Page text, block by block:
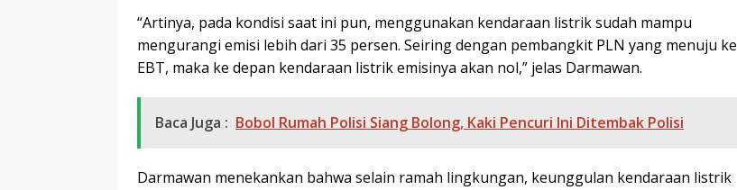
“Artinya, pada kondisi saat ini pun, menggunakan kendaraan listrik sudah mampu
mengurangi emisi lebih dari 35 persen. Seiring dengan pembangkit PLN yang menuju ke
EBT, maka ke depan kendaraan listrik emisinya akan nol,” jelas Darmawan.
Baca Juga : Bobol Rumah Polisi Siang Bolong, Kaki Pencuri Ini Ditembak Polisi
Darmawan menekankan bahwa selain ramah lingkungan, keunggulan kendaraan listrik